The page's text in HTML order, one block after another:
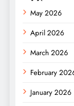
May 2026
April 2026
March 2026
February
January 2026